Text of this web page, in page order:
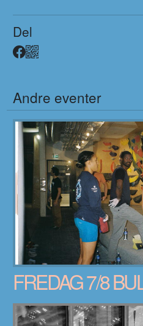
Del
Facebook
QR
Andre eventer
FREDAG 7/8